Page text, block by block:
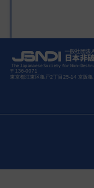
〒136-0071
東京都江東区亀戸2丁目25-14 京阪